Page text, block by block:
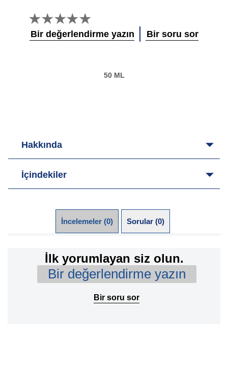
Bu
product
için
Bir değerlendirme yazın Bir soru sor
50 ML
Hakkında
İçindekiler
İncelemeler (0) Sorular (0)
İlk yorumlayan siz olun.
Bir değerlendirme yazın
Bir soru sor